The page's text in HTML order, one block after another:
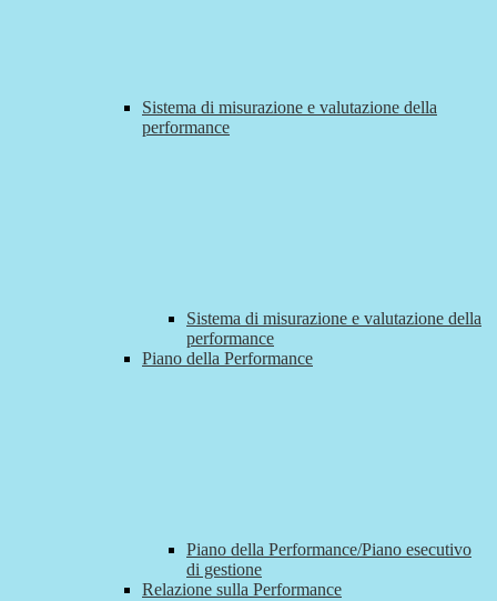
Sistema di misurazione e valutazione della
performance
Sistema di misurazione e valutazione della
performance
Piano della Performance
Piano della Performance/Piano esecutivo
di gestione
Relazione sulla Performance